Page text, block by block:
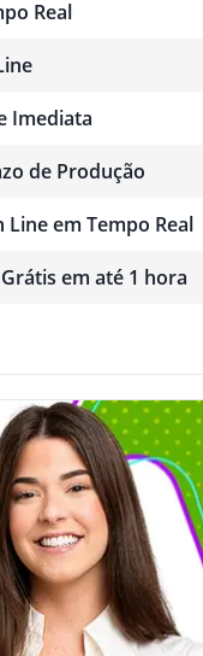
Real
Imediata
de Produção
em Tempo Real
em até 1 hora